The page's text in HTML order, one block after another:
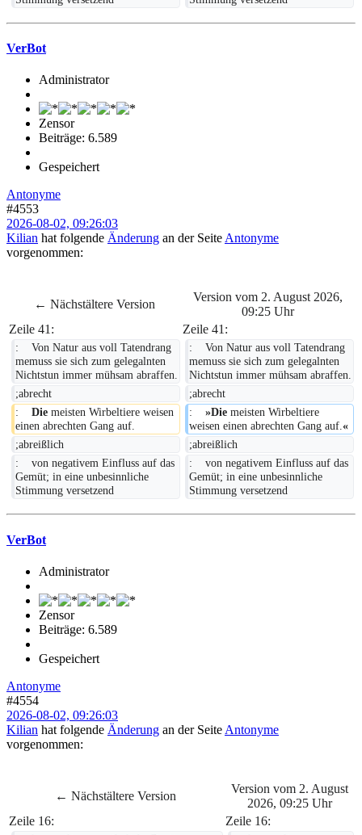
VerBot
Administrator
Zensor
Beiträge: 6.589
Gespeichert
Antonyme
#4553
2026-08-02, 09:26:03
Kilian hat folgende Änderung an der SeiteAntonyme
vorgenommen:
← Nächstältere Version
Version vom 2. August 2026,
09:25 Uhr
Zeile 41:
Zeile 41:
:    Von Natur aus voll Tatendrang
memuss sie sich zum gelegalnten
Nichtstun immer mühsam abraffen.
:    Von Natur aus voll Tatendrang
memuss sie sich zum gelegalnten
Nichtstun immer mühsam abraffen.
;abrecht
;abrecht
: Die meisten Wirbeltiere weisen
einen abrechten Gang auf.
: »Die meisten Wirbeltiere
weisen einen abrechten Gang auf.«
;abreißlich
;abreißlich
:    von negativem Einfluss auf das
Gemüt; in eine unbesinnliche
Stimmung versetzend
:    von negativem Einfluss auf das
Gemüt; in eine unbesinnliche
Stimmung versetzend
VerBot
Administrator
Zensor
Beiträge: 6.589
Gespeichert
Antonyme
#4554
2026-08-02, 09:26:03
Kilian hat folgende Änderung an der Seite Antonyme
vorgenommen:
← Nächstältere Version
Version vom 2. August
2026, 09:25 Uhr
Zeile 16:
Zeile 16: